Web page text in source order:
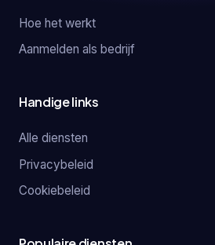
Hoe het werkt
Aanmelden als bedrijf
Handige links
Alle diensten
Privacybeleid
Cookiebeleid